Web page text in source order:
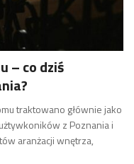
– co dziś
traktowano głównie jako
z Poznania i
aranżacji wnętrza,